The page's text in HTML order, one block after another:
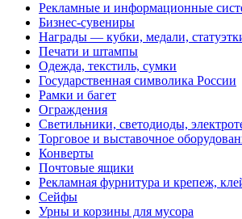
Рекламные и информационные
Бизнес-сувениры
Награды — кубки, медали,
Печати и штампы
Одежда, текстиль, сумки
Государственная символика России
Рамки и багет
Ограждения
Светильники, светодиоды,
Торговое и выставочное
Конверты
Почтовые ящики
Рекламная фурнитура и крепеж,
Сейфы
Урны и корзины для мусора